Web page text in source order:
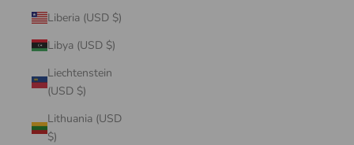
Liberia (USD $)
Libya (USD $)
Liechtenstein
(USD $)
Lithuania (USD
$)